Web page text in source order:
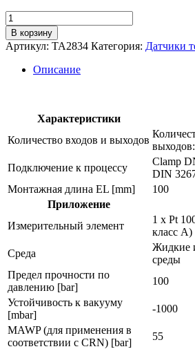
Количество
товара
Датчик
температуры
ta2834
В корзину
Артикул: TA2834 Категория: Датчики
Описание
Характеристики
Количество входов и выходов
выходов:
Подключение к процессу
Clamp
DIN
Монтажная длина EL [mm]
100
Приложение
Измерительный элемент
1 x Pt
класс A)
Среда
Жидкие
среды
Предел прочности по
давлению [bar]
100
Устойчивость к вакууму
[mbar]
-1000
MAWP (для применения в
соответствии с CRN) [bar]
55